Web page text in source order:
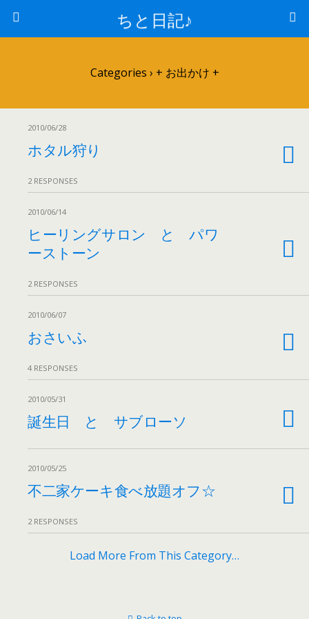
ちと日記♪
Categories › + お出かけ +
2010/06/28
ホタル狩り
2 RESPONSES
2010/06/14
ヒーリングサロン と パワ
ーストーン
2 RESPONSES
2010/06/07
おさいふ
4 RESPONSES
2010/05/31
誕生日 と サブローソ
2010/05/25
不二家ケーキ食べ放題オフ☆
2 RESPONSES
Load More From This Category…